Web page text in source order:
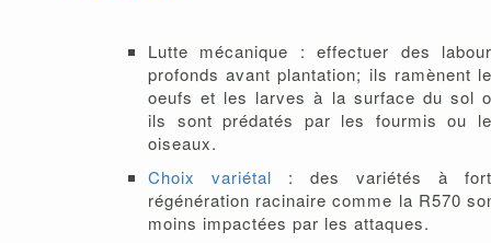
Lutte mécanique : effectuer des
profonds avant plantation; ils ramènent
oeufs et les larves à la surface du sol
ils sont prédatés par les fourmis ou
oiseaux.
Choix variétal : des variétés à
régénération racinaire comme la R570
moins impactées par les attaques.